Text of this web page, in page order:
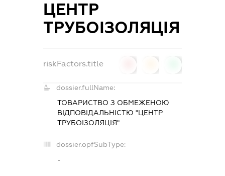
ЦЕНТР
ТРУБОІЗОЛЯЦІЯ
riskFactors.title
dossier.fullName:
ТОВАРИСТВО З ОБМЕЖЕНОЮ
ВІДПОВІДАЛЬНІСТЮ "ЦЕНТР
ТРУБОІЗОЛЯЦІЯ"
dossier.opfSubType:
-